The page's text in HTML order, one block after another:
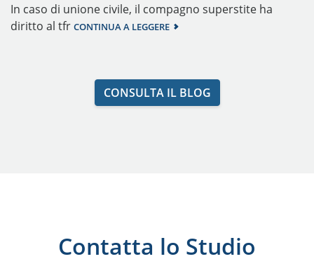
In caso di unione civile, il compagno superstite ha
diritto al tfr CONTINUA A LEGGERE
CONSULTA IL BLOG
Contatta lo Studio